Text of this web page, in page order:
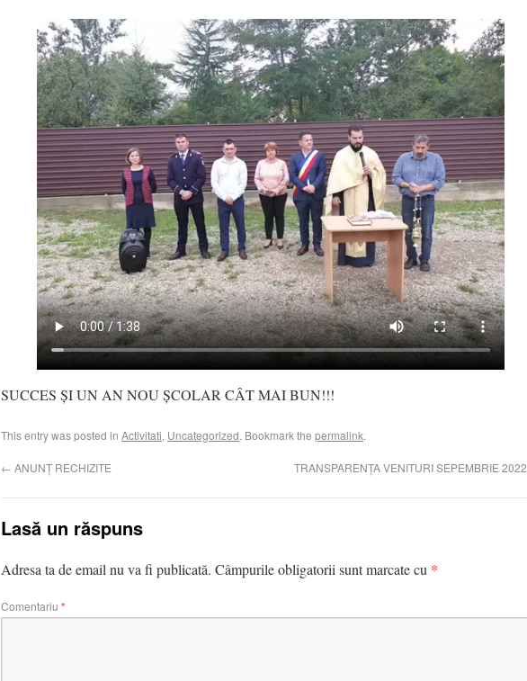
SUCCES ȘI UN AN NOU ȘCOLAR CÂT MAI BUN!!!
This entry was posted in Activitati, Uncategorized. Bookmark the permalink.
← ANUNȚ RECHIZITE TRANSPARENȚA VENITURI SEPEMBRIE 2022
Lasă un răspuns
Adresa ta de email nu va fi publicată. Câmpurile obligatorii sunt marcate cu *
Comentariu *